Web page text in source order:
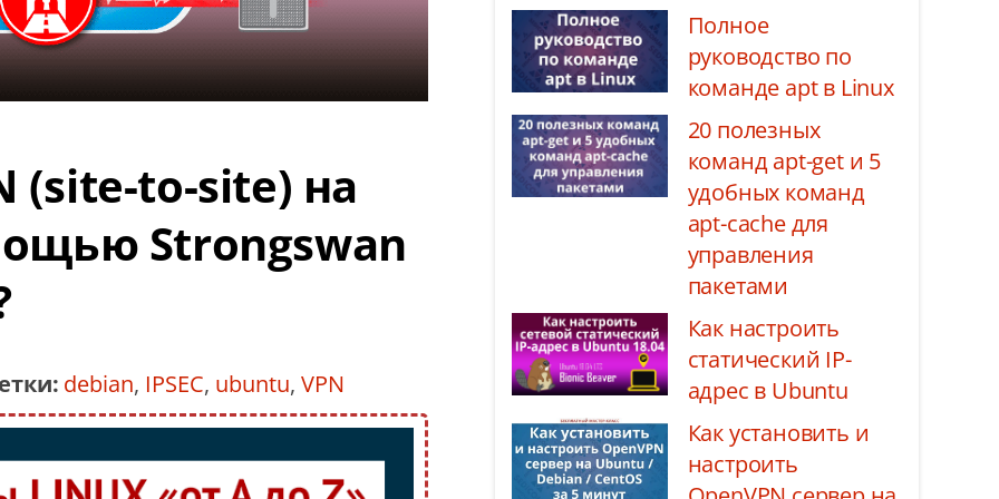
(site-to-site) на
Strongswan
debian, IPSEC, ubuntu, VPN
Полное
руководство по
команде apt в Linux
20 полезных
команд apt-get и 5
удобных команд
apt-cache для
управления
пакетами
Как настроить
статический IP-
адрес в Ubuntu
Как установить и
настроить